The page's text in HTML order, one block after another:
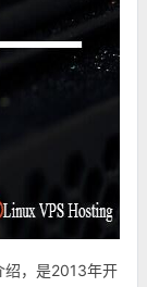
绍，是2013年开